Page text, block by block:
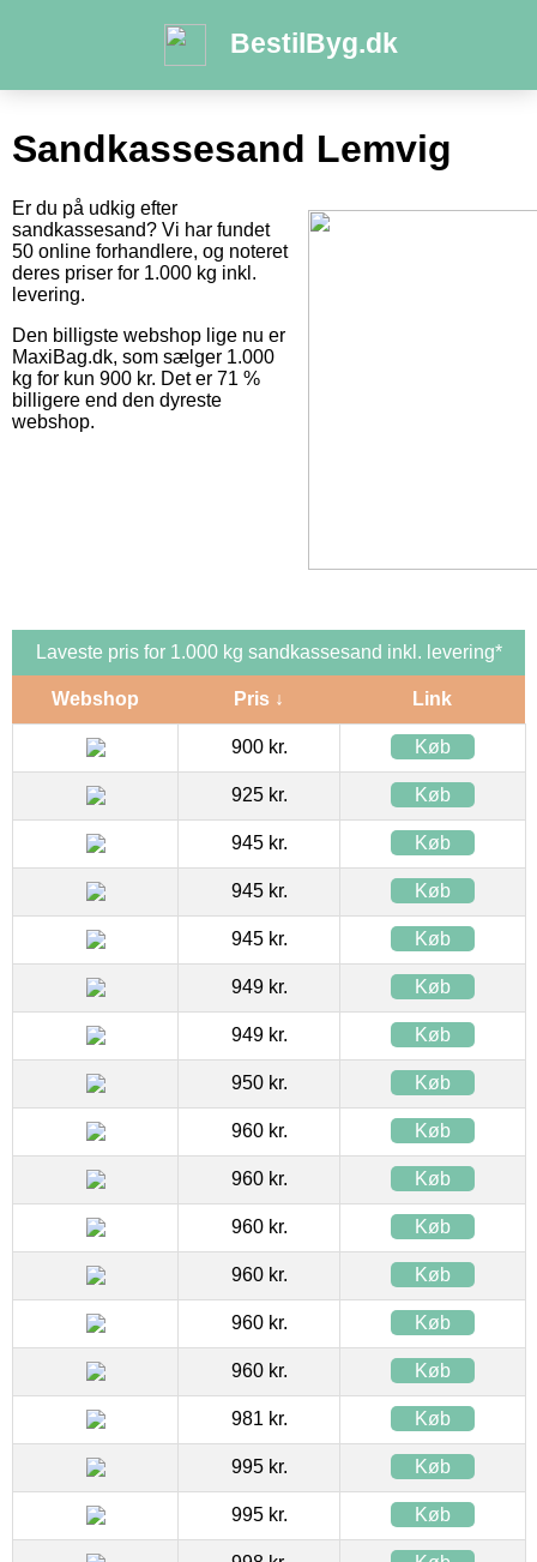
BestilByg.dk
Sandkassesand Lemvig
Er du på udkig efter
sandkassesand? Vi har fundet
50 online forhandlere, og noteret
deres priser for 1.000 kg inkl.
levering.
Den billigste webshop lige nu er
MaxiBag.dk, som sælger 1.000
kg for kun 900 kr. Det er 71 %
billigere end den dyreste
webshop.
Laveste pris for 1.000 kg sandkassesand inkl. levering*
Webshop Pris ↓ Link
900 kr. Køb
925 kr. Køb
945 kr. Køb
945 kr. Køb
945 kr. Køb
949 kr. Køb
949 kr. Køb
950 kr. Køb
960 kr. Køb
960 kr. Køb
960 kr. Køb
960 kr. Køb
960 kr. Køb
960 kr. Køb
981 kr. Køb
995 kr. Køb
995 kr. Køb